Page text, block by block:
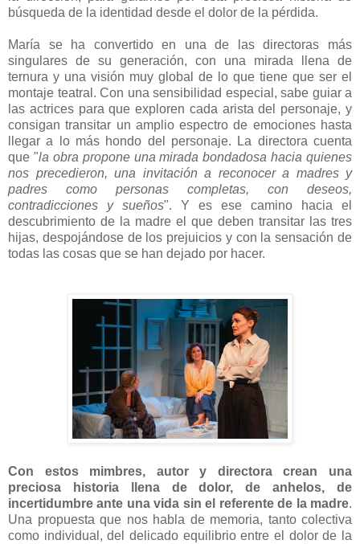
búsqueda de la identidad desde el dolor de la pérdida.
María se ha convertido en una de las directoras más
singulares de su generación, con una mirada llena de
ternura y una visión muy global de lo que tiene que ser el
montaje teatral. Con una sensibilidad especial, sabe guiar a
las actrices para que exploren cada arista del personaje, y
consigan transitar un amplio espectro de emociones hasta
llegar a lo más hondo del personaje. La directora cuenta
que "la obra propone una mirada bondadosa hacia quienes
nos precedieron, una invitación a reconocer a madres y
padres como personas completas, con deseos,
contradicciones y sueños". Y es ese camino hacia el
descubrimiento de la madre el que deben transitar las tres
hijas, despojándose de los prejuicios y con la sensación de
todas las cosas que se han dejado por hacer.
Con estos mimbres, autor y directora crean una
preciosa historia llena de dolor, de anhelos, de
incertidumbre ante una vida sin el referente de la madre.
Una propuesta que nos habla de memoria, tanto colectiva
como individual, del delicado equilibrio entre el dolor de la